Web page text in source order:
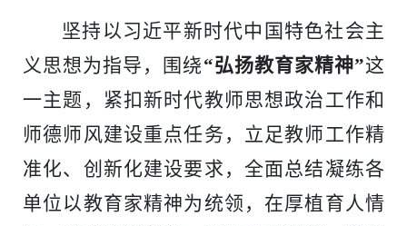
坚持以习近平新时代中国特色社会主
义思想为指导，围绕“弘扬教育家精神”这
一主题，紧扣新时代教师思想政治工作和
师德师风建设重点任务，立足教师工作精
准化、创新化建设要求，全面总结凝练各
单位以教育家精神为统领，在厚植育人情